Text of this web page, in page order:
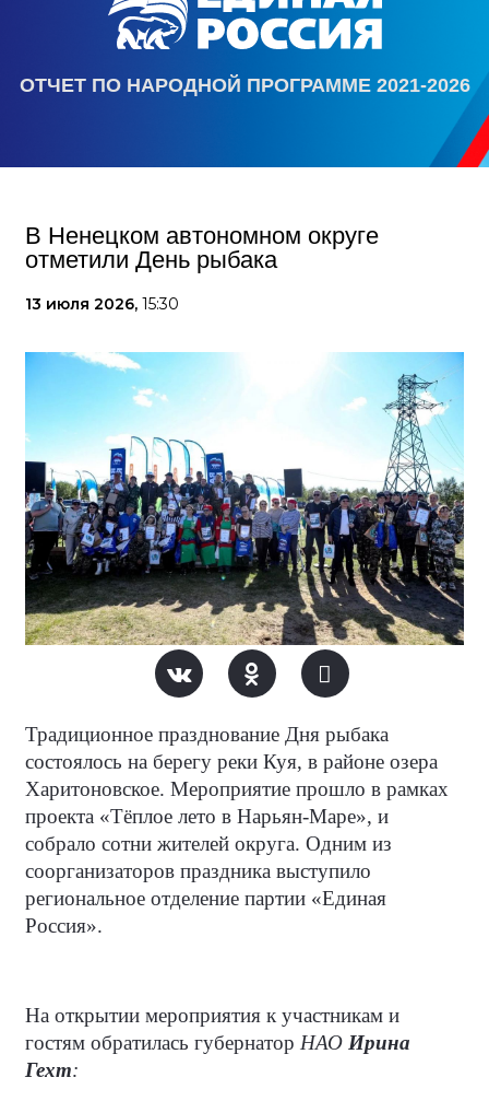
ОТЧЕТ ПО НАРОДНОЙ ПРОГРАММЕ 2021-2026
В Ненецком автономном округе
отметили День рыбака
13 июля 2026, 15:30
Традиционное празднование Дня рыбака
состоялось на берегу реки Куя, в районе озера
Харитоновское. Мероприятие прошло в рамках
проекта «Тёплое лето в Нарьян-Маре», и
собрало сотни жителей округа. Одним из
соорганизаторов праздника выступило
региональное отделение партии «Единая
Россия».
На открытии мероприятия к участникам и
гостям обратилась губернатор НАО Ирина
Гехт: